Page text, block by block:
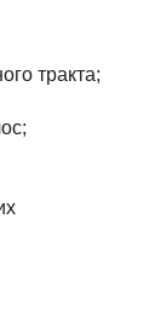
тракта;